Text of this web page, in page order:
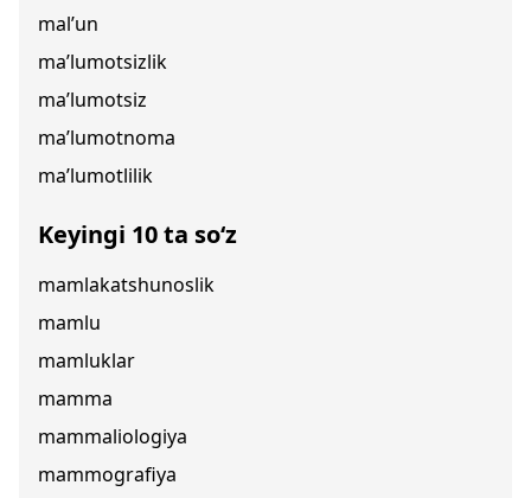
mal’un
ma’lumotsizlik
ma’lumotsiz
ma’lumotnoma
ma’lumotlilik
Keyingi 10 ta so‘z
mamlakatshunoslik
mamlu
mamluklar
mamma
mammaliologiya
mammografiya